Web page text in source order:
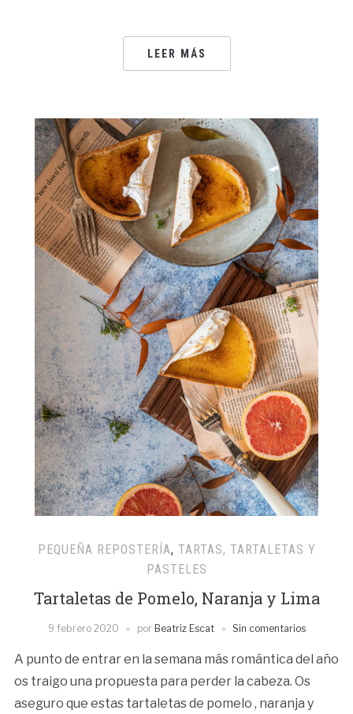
LEER MÁS
PEQUEÑA REPOSTERÍA, TARTAS, TARTALETAS Y
PASTELES
Tartaletas de Pomelo, Naranja y Lima
9 febrero 2020 por Beatriz Escat Sin comentarios
A punto de entrar en la semana más romántica del año
os traigo una propuesta para perder la cabeza. Os
aseguro que estas tartaletas de pomelo , naranja y